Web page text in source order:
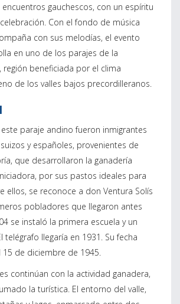
gauchescos, con un espíritu
Con el fondo de música
con sus melodías, el evento
en uno de los parajes de la
región beneficiada por el clima
de los valles bajos precordilleranos.
paraje andino fueron inmigrantes
y españoles, provenientes de
que desarrollaron la ganadería
por sus pastos ideales para
ellos, se reconoce a don Ventura Solís
pobladores que llegaron antes
se instaló la primera escuela y un
telégrafo llegaría en 1931. Su fecha
de diciembre de 1945.
continúan con la actividad ganadera,
la turística. El entorno del valle,